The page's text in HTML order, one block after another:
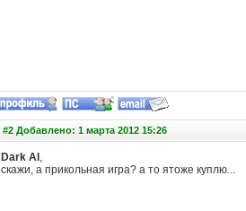
#2 Добавлено: 1 марта 2012 15:26
Dark Al ,
скажи, а прикольная игра?а то ятоже куплю...